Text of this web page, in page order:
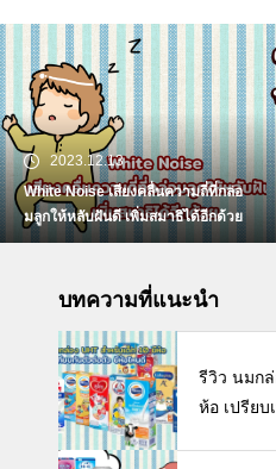
2023.12.13
White Noise เสียงคลื่นความถี่ที่กล่อ
มลูกให้หลับฝันดี เพิ่มสมาธิได้อีกด้วย
บทความที่แนะนำ
รีวิว นมกล่
ห้อ เปรียบ